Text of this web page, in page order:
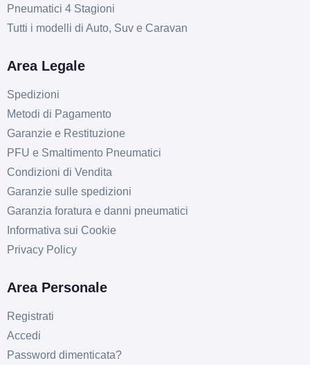
AVUS AC-518 Black 4
4x100
Disponibile
AVUS AC-518 Hyper
Silver 4 fori 15" 6X15
ET38 4x100
Foro centrale: 73.1mm
Disponibile
Silver 4 fori 15" 6X15
Foro centrale: 65.1mm
Disponibile
AVUS AC-518 Hyper
Pneumatici 4 Stagioni
Tutti i modelli di Auto, Suv e Caravan
Area Legale
Spedizioni
Metodi di Pagamento
Garanzie e Restituzione
PFU e Smaltimento Pneumatici
Condizioni di Vendita
Garanzie sulle spedizioni
Garanzia foratura e danni pneumatici
Informativa sui Cookie
Privacy Policy
Area Personale
Registrati
Accedi
Password dimenticata?